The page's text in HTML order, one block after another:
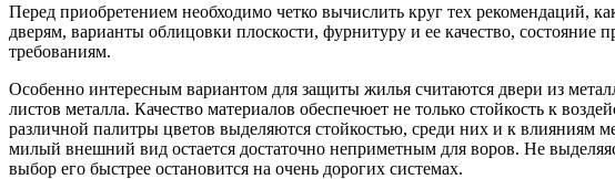
Перед приобретением необходимо четко вычислить круг тех рекомендаций,
дверям, варианты облицовки плоскости, фурнитуру и ее качество,
требованиям.
Особенно интересным вариантом для защиты жилья считаются двери из
листов металла. Качество материалов обеспечюет не только стойкость к
различной палитры цветов выделяются стойкостью, среди них и к
милый внешний вид остается достаточно неприметным для воров. Не
выбор его быстрее остановится на очень дорогих системах.